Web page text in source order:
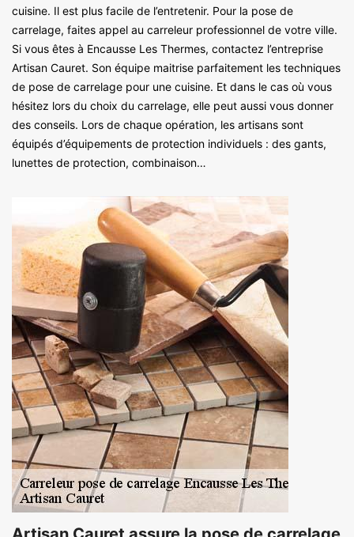
cuisine. Il est plus facile de l’entretenir. Pour la pose de
carrelage, faites appel au carreleur professionnel de votre ville.
Si vous êtes à Encausse Les Thermes, contactez l’entreprise
Artisan Cauret. Son équipe maitrise parfaitement les techniques
de pose de carrelage pour une cuisine. Et dans le cas où vous
hésitez lors du choix du carrelage, elle peut aussi vous donner
des conseils. Lors de chaque opération, les artisans sont
équipés d’équipements de protection individuels : des gants,
lunettes de protection, combinaison…